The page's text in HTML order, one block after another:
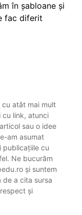
în șabloane și
fac diferit
atât mai mult
cu link, atunci
sau o idee
am asumat
publicațiile cu
Ne bucurăm
și suntem
de a cita sursa
și